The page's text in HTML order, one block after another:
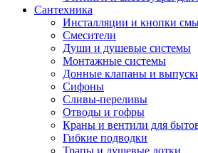
Сантехника
Инсталляции и кнопки
Смесители
Души и душевые системы
Монтажные системы
Донные клапаны и
Сифоны
Сливы-переливы
Отводы и гофры
Краны и вентили для
Гибкие подводки